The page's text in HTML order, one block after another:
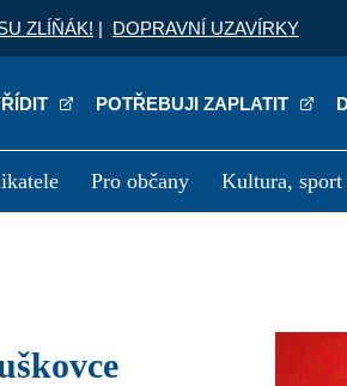
ZLÍŇÁK! | DOPRAVNÍ UZAVÍRKY
POTŘEBUJI ZAPLATIT
Pro občany Kultura, sport